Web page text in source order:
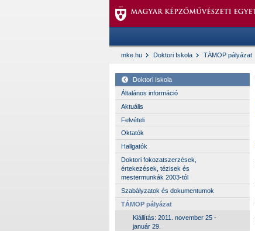
mke.hu Doktori Iskola TÁMOP pályázat
Doktori Iskola
Általános információ
Aktuális
Felvételi
Oktatók
Hallgatók
Doktori fokozatszerzések,
értekezések, tézisek és
mestermunkák 2003-tól
Szabályzatok és dokumentumok
TÁMOP pályázat
Kiállítás: 2011. november 25 -
január 29.